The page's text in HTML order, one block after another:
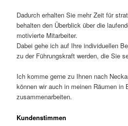
Dadurch erhalten Sie mehr Zeit für
behalten den Überblick über die
motivierte Mitarbeiter.
Dabei gehe ich auf Ihre individuellen
zu der Führungskraft werden, die Sie
Ich komme gerne zu Ihnen nach
können wir auch in meinen Räumen in
zusammenarbeiten.
Kundenstimmen